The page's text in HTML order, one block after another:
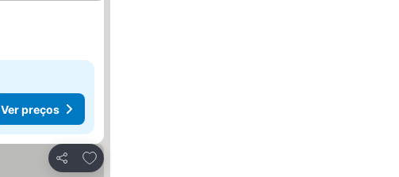
Ver preços
Partilhar
Adicionar aos favoritos